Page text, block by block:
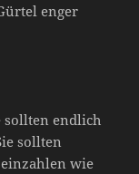
enger
endlich
sollten
einzahlen wie